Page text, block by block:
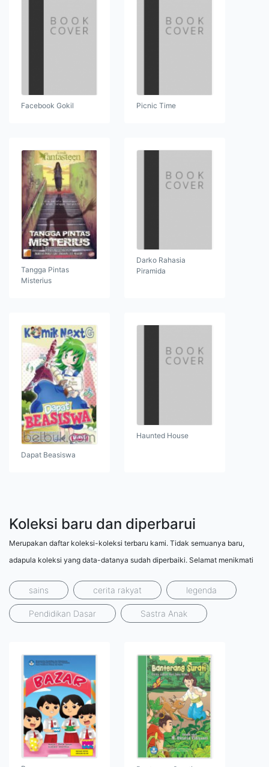
Facebook Gokil Picnic Time
Tangga Pintas
Misterius
Darko Rahasia
Piramida
Dapat Beasiswa
Haunted House
Koleksi baru dan diperbarui
Merupakan daftar koleksi-koleksi terbaru kami. Tidak semuanya baru,
adapula koleksi yang data-datanya sudah diperbaiki. Selamat menikmati
sains cerita rakyat legenda
Pendidikan Dasar Sastra Anak